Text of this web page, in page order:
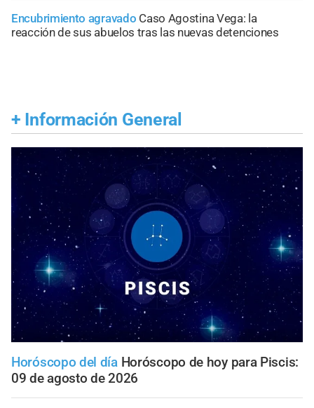
Encubrimiento agravado Caso Agostina Vega: la
reacción de sus abuelos tras las nuevas detenciones
+ Información General
Horóscopo del día Horóscopo de hoy para Piscis:
09 de agosto de 2026